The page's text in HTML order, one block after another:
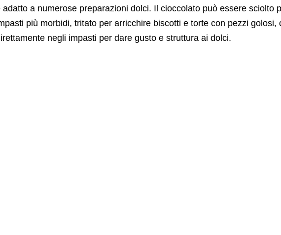
adatto a numerose preparazioni dolci. Il cioccolato può essere sciolto
più morbidi, tritato per arricchire biscotti e torte con pezzi golosi,
negli impasti per dare gusto e struttura ai dolci.